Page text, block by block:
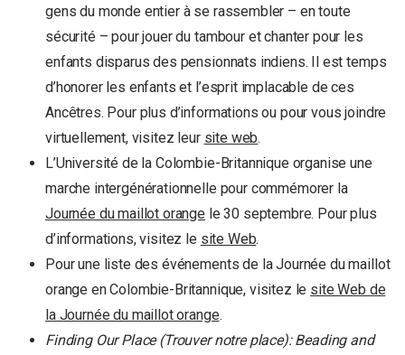
gens du monde entier à se rassembler – en toute
sécurité – pour jouer du tambour et chanter pour les
enfants disparus des pensionnats indiens. Il est temps
d’honorer les enfants et l’esprit implacable de ces
Ancêtres. Pour plus d’informations ou pour vous joindre
virtuellement, visitez leur site web.
L’Université de la Colombie-Britannique organise une
marche intergénérationnelle pour commémorer la
Journée du maillot orange le 30 septembre. Pour plus
d’informations, visitez le site Web.
Pour une liste des événements de la Journée du maillot
orange en Colombie-Britannique, visitez le site Web de
la Journée du maillot orange.
Finding Our Place (Trouver notre place): Beading and